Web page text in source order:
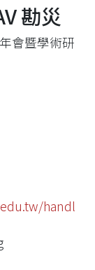
勘災
會暨學術研
handl